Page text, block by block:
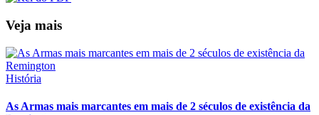
Veja mais
História
As Armas mais marcantes em mais de 2 séculos de existência da